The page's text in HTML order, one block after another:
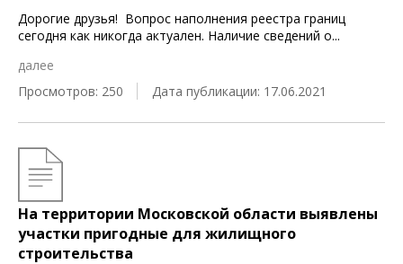
Дорогие друзья! Вопрос наполнения реестра границ
сегодня как никогда актуален. Наличие сведений о...
далее
Просмотров: 250
Дата публикации: 17.06.2021
На территории Московской области выявлены
участки пригодные для жилищного
строительства